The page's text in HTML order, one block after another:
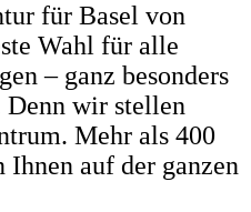
für Basel von
Wahl für alle
– ganz besonders
Denn wir stellen
Mehr als 400
Ihnen auf der ganzen